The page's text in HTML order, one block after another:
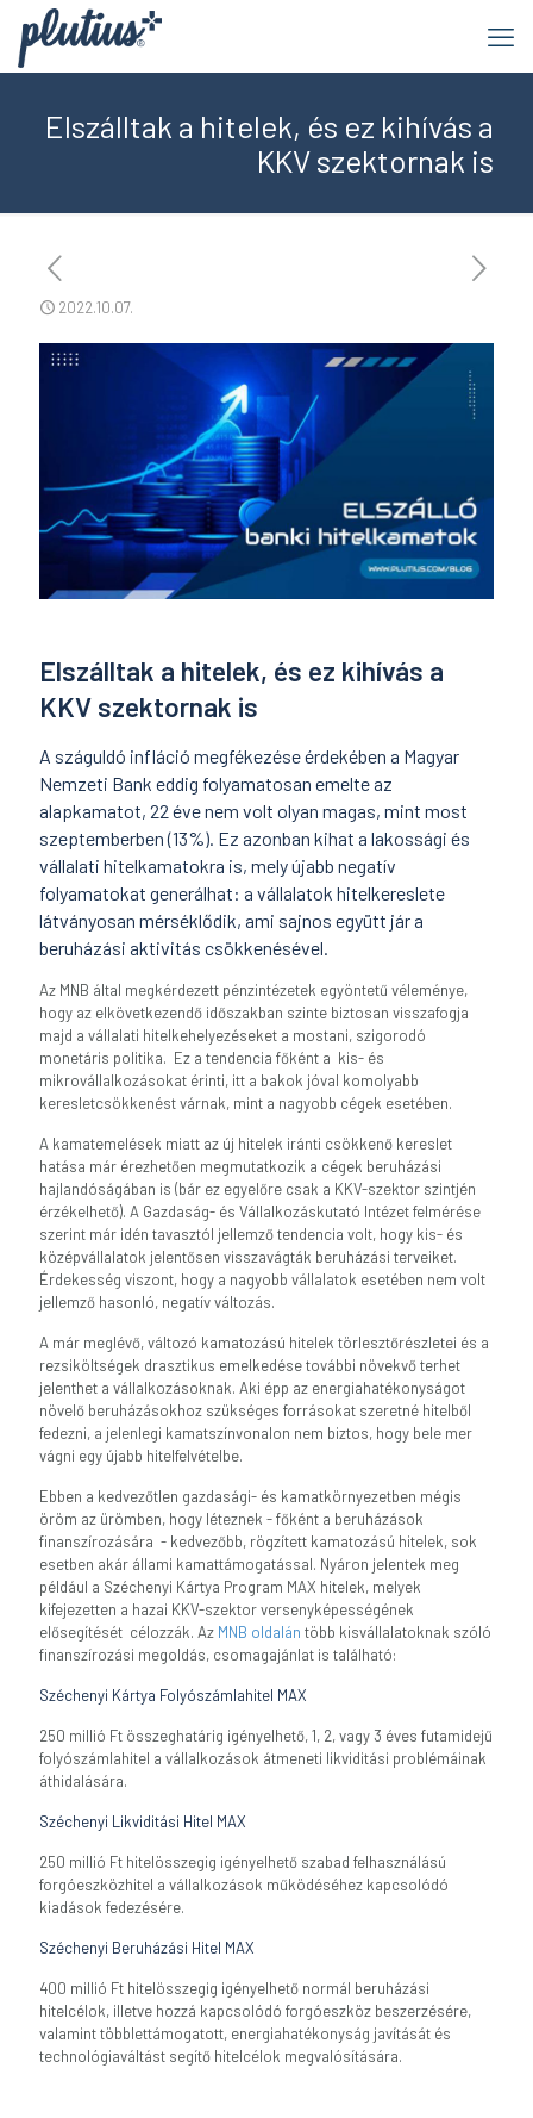
Elszálltak a hitelek, és ez kihívás a
KKV szektornak is
2022.10.07.
Elszálltak a hitelek, és ez kihívás a
KKV szektornak is
A száguldó infláció megfékezése érdekében a Magyar
Nemzeti Bank eddig folyamatosan emelte az
alapkamatot, 22 éve nem volt olyan magas, mint most
szeptemberben (13%). Ez azonban kihat a lakossági és
vállalati hitelkamatokra is, mely újabb negatív
folyamatokat generálhat: a vállalatok hitelkereslete
látványosan mérséklődik, ami sajnos együtt jár a
beruházási aktivitás csökkenésével.
Az MNB által megkérdezett pénzintézetek egyöntetű véleménye,
hogy az elkövetkezendő időszakban szinte biztosan visszafogja
majd a vállalati hitelkehelyezéseket a mostani, szigorodó
monetáris politika. Ez a tendencia főként a kis- és
mikrovállalkozásokat érinti, itt a bakok jóval komolyabb
keresletcsökkenést várnak, mint a nagyobb cégek esetében.
A kamatemelések miatt az új hitelek iránti csökkenő kereslet
hatása már érezhetően megmutatkozik a cégek beruházási
hajlandóságában is (bár ez egyelőre csak a KKV-szektor szintjén
érzékelhető). A Gazdaság- és Vállalkozáskutató Intézet felmérése
szerint már idén tavasztól jellemző tendencia volt, hogy kis- és
középvállalatok jelentősen visszavágták beruházási terveiket.
Érdekesség viszont, hogy a nagyobb vállalatok esetében nem volt
jellemző hasonló, negatív változás.
A már meglévő, változó kamatozású hitelek törlesztőrészletei és a
rezsiköltségek drasztikus emelkedése további növekvő terhet
jelenthet a vállalkozásoknak. Aki épp az energiahatékonyságot
növelő beruházásokhoz szükséges forrásokat szeretné hitelből
fedezni, a jelenlegi kamatszínvonalon nem biztos, hogy bele mer
vágni egy újabb hitelfelvételbe.
Ebben a kedvezőtlen gazdasági- és kamatkörnyezetben mégis
öröm az ürömben, hogy léteznek - főként a beruházások
finanszírozására - kedvezőbb, rögzített kamatozású hitelek, sok
esetben akár állami kamattámogatással. Nyáron jelentek meg
például a Széchenyi Kártya Program MAX hitelek, melyek
kifejezetten a hazai KKV-szektor versenyképességének
elősegítését célozzák. Az MNB oldalán több kisvállalatoknak szóló
finanszírozási megoldás, csomagajánlat is található:
Széchenyi Kártya Folyószámlahitel MAX
250 millió Ft összeghatárig igényelhető, 1, 2, vagy 3 éves futamidejű
folyószámlahitel a vállalkozások átmeneti likviditási problémáinak
áthidalására.
Széchenyi Likviditási Hitel MAX
250 millió Ft hitelösszegig igényelhető szabad felhasználású
forgóeszközhitel a vállalkozások működéséhez kapcsolódó
kiadások fedezésére.
Széchenyi Beruházási Hitel MAX
400 millió Ft hitelösszegig igényelhető normál beruházási
hitelcélok, illetve hozzá kapcsolódó forgóeszköz beszerzésére,
valamint többlettámogatott, energiahatékonyság javítását és
technológiaváltást segítő hitelcélok megvalósítására.